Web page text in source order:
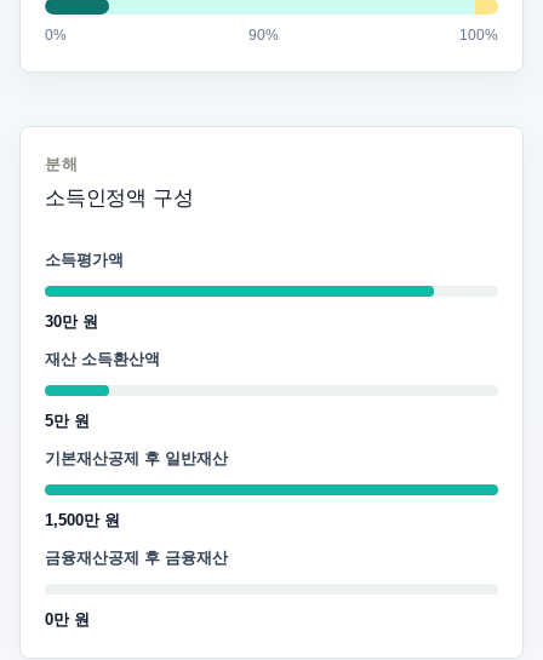
0% 90% 100%
분해
소득인정액 구성
소득평가액
30만 원
재산 소득환산액
5만 원
기본재산공제 후 일반재산
1,500만 원
금융재산공제 후 금융재산
0만 원